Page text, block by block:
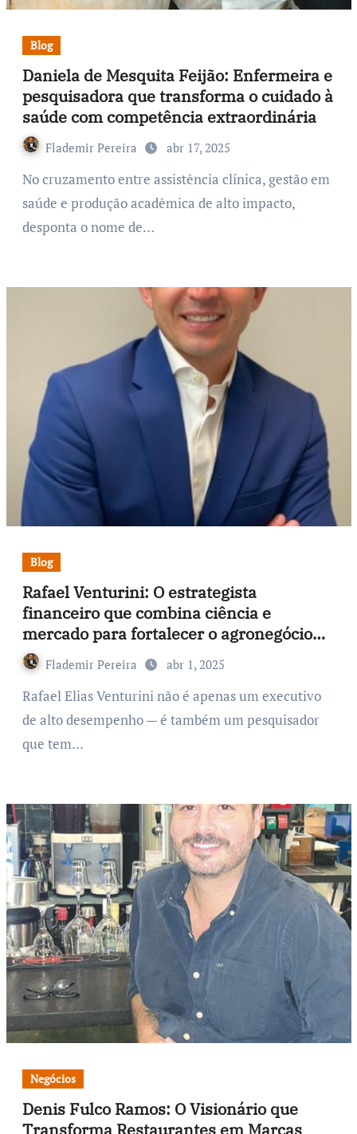
Blog
Daniela de Mesquita Feijão: Enfermeira e
pesquisadora que transforma o cuidado à
saúde com competência extraordinária
Flademir Pereira abr 17, 2025
No cruzamento entre assistência clínica, gestão em
saúde e produção acadêmica de alto impacto,
desponta o nome de…
Blog
Rafael Venturini: O estrategista
financeiro que combina ciência e
mercado para fortalecer o agronegócio
americano
Flademir Pereira abr 1, 2025
Rafael Elias Venturini não é apenas um executivo
de alto desempenho — é também um pesquisador
que tem…
Negócios
Denis Fulco Ramos: O Visionário que